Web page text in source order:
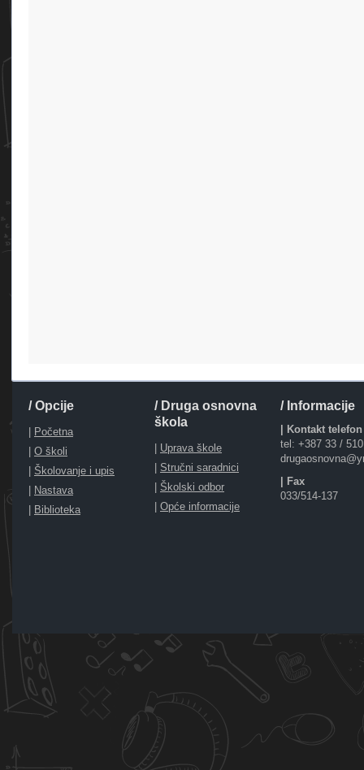
/ Opcije
| Početna
| O školi
| Školovanje i upis
| Nastava
| Biblioteka
/ Druga osnovna
škola
| Uprava škole
| Stručni saradnici
| Školski odbor
| Opće informacije
/ Informacije
| Kontakt telefon
tel: +387 33 /
| Fax
033/514-137